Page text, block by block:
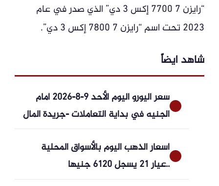
“رايزن 7 7700 إكس 3 دي” الذي صدر في عام
2023 تحت اسم “رايزن 7 7800 إكس 3 دي”.
شاهد ايضاً
سعر اليورو اليوم الأحد 9-8-2026 أمام
الجنيه في بداية التعاملات -جريدة المال
أسعار الذهب اليوم بالأسواق المحلية
..عيار 21 يسجل 6120 جنيها